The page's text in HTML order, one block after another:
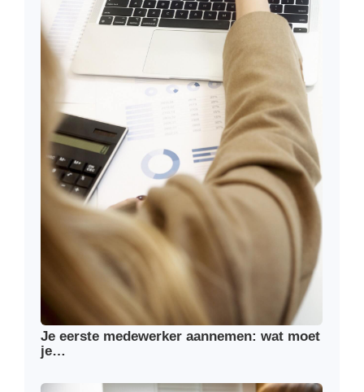
Je eerste medewerker aannemen: wat moet
je…